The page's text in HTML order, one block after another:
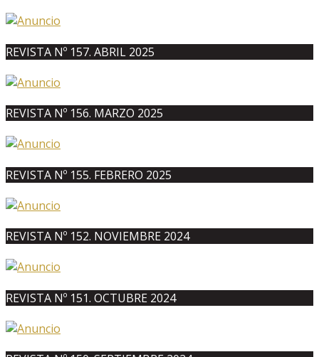
REVISTA Nº 157. ABRIL 2025
REVISTA Nº 156. MARZO 2025
REVISTA Nº 155. FEBRERO 2025
REVISTA Nº 152. NOVIEMBRE 2024
REVISTA Nº 151. OCTUBRE 2024